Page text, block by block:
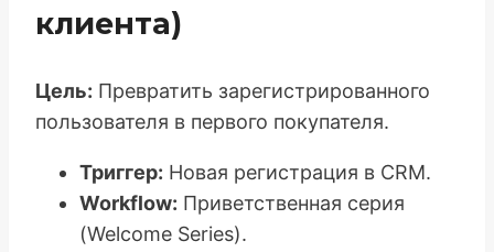
клиента)
Цель: Превратить зарегистрированного
пользователя в первого покупателя.
Триггер: Новая регистрация в CRM.
Workflow: Приветственная серия
(Welcome Series).